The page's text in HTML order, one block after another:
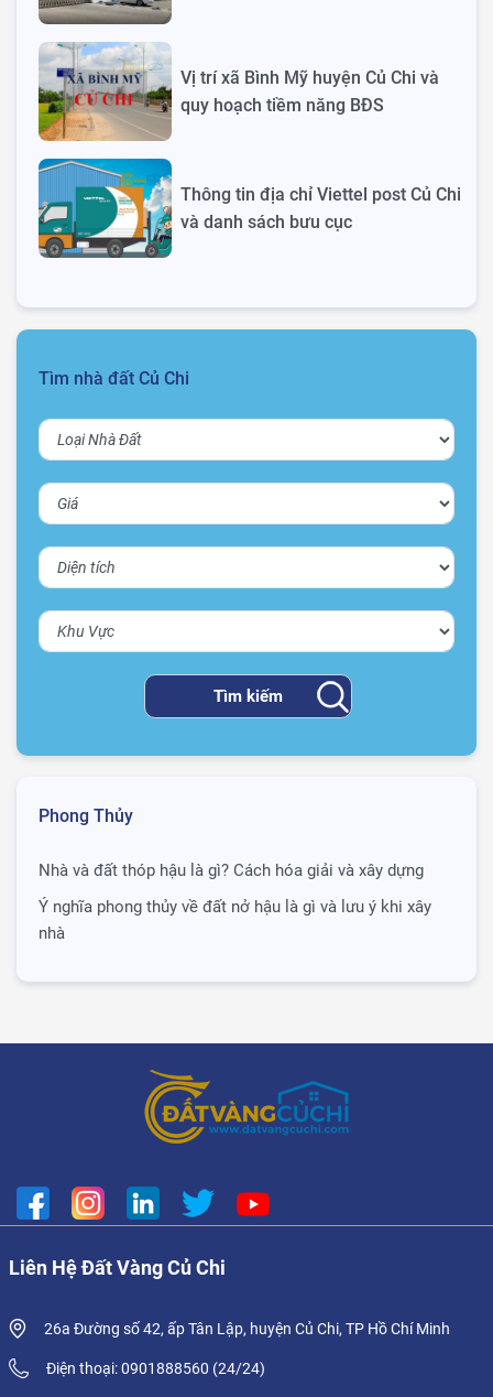
Vị trí xã Bình Mỹ huyện Củ Chi và
quy hoạch tiềm năng BĐS
Thông tin địa chỉ Viettel post Củ Chi
và danh sách bưu cục
Tìm nhà đất Củ Chi
Phong Thủy
Nhà và đất thóp hậu là gì? Cách hóa giải và xây dựng
Ý nghĩa phong thủy về đất nở hậu là gì và lưu ý khi xây
nhà
Liên Hệ Đất Vàng Củ Chi
26a Đường số 42, ấp Tân Lập, huyện Củ Chi, TP Hồ Chí Minh
Điện thoại: 0901888560 (24/24)